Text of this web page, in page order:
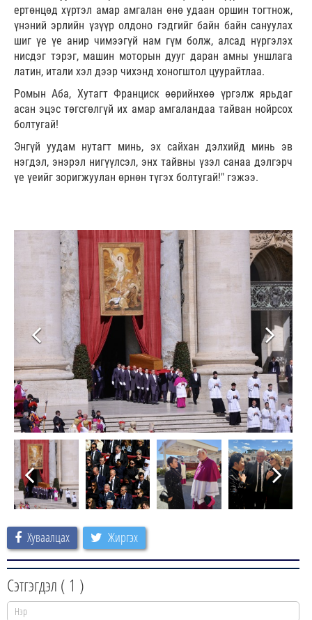
ертөнцөд хүртэл амар амгалан өнө удаан оршин тогтнож,
үнэний эрлийн үзүүр олдоно гэдгийг байн байн сануулах
шиг үе үе анир чимээгүй нам гүм болж, алсад нүргэлэх
нисдэг тэрэг, машин моторын дууг даран амны уншлага
латин, итали хэл дээр чихэнд хоногштол цуурайтлаа.
Ромын Аба, Хутагт Франциск өөрийнхөө үргэлж ярьдаг
асан эцэс төгсгөлгүй их амар амгаландаа тайван нойрсох
болтугай!
Энгүй уудам нутагт минь, эх сайхан дэлхийд минь эв
нэгдэл, энэрэл нигүүлсэл, энх тайвны үзэл санаа дэлгэрч
үе үеийг зоригжуулан өрнөн түгэх болтугай!" гэжээ.